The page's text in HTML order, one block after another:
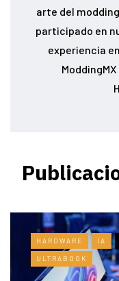
arte del
participado en
experiencia
HARDWARE IA
ULTRABOOK